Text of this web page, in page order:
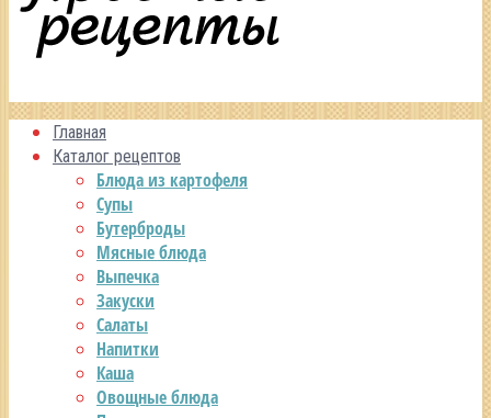
Главная
Каталог рецептов
Блюда из картофеля
Супы
Бутерброды
Мясные блюда
Выпечка
Закуски
Салаты
Напитки
Каша
Овощные блюда